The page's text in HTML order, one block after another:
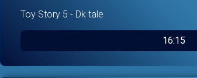
Toy Story 5 - Dk tale
16:15